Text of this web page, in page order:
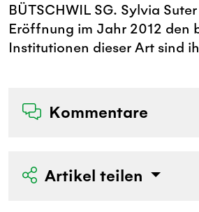
BÜTSCHWIL SG. Sylvia
Eröffnung im Jahr 2012 den
Institutionen dieser Art sind
Kommentare
Artikel teilen